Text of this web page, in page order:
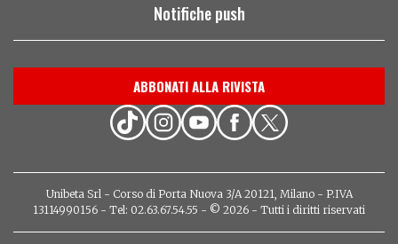
Notifiche push
ABBONATI ALLA RIVISTA
Unibeta Srl - Corso di Porta Nuova 3/A 20121, Milano - P.IVA
13114990156 - Tel: 02.63.67.54.55 - © 2026 - Tutti i diritti riservati